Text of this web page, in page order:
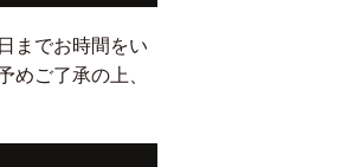
までお時間をい
めご了承の上、